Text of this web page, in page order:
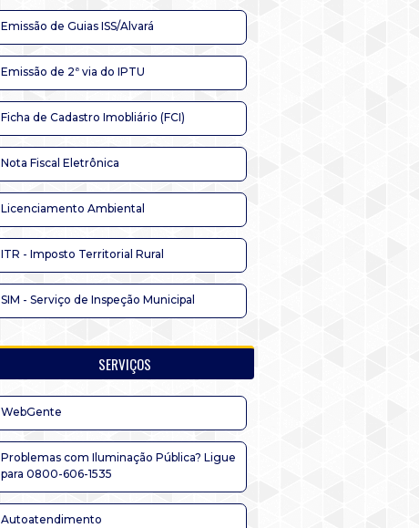
Emissão de Guias ISS/Alvará
Emissão de 2ª via do IPTU
Ficha de Cadastro Imobliário (FCI)
Nota Fiscal Eletrônica
Licenciamento Ambiental
ITR - Imposto Territorial Rural
SIM - Serviço de Inspeção Municipal
SERVIÇOS
WebGente
Problemas com Iluminação Pública? Ligue
para 0800-606-1535
Autoatendimento